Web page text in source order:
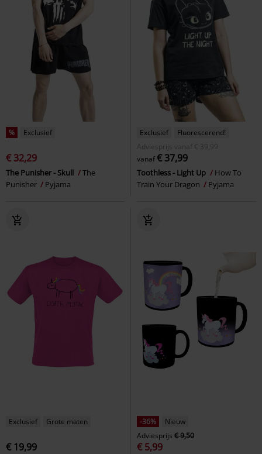
% Exclusief
€ 32,29
The Punisher - Skull
The
Punisher
Pyjama
Exclusief
Fluorescerend!
Adviesprijs
vanaf € 39,99
vanaf€ 37,99
Toothless - Light Up
How To
Train Your Dragon
Pyjama
Exclusief Grote maten
€ 19,99
-36%
Nieuw
Adviesprijs € 9,50
€ 5,99